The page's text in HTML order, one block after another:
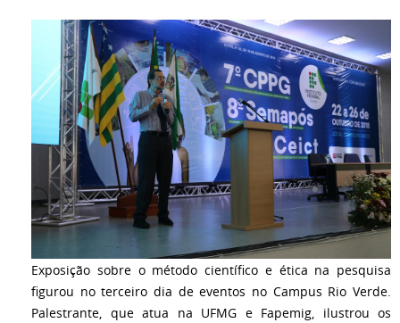
Exposição sobre o método científico e ética na pesquisa
figurou no terceiro dia de eventos no Campus Rio Verde.
Palestrante, que atua na UFMG e Fapemig, ilustrou os